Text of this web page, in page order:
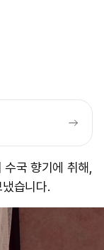
국 향기에 취해,
습니다.